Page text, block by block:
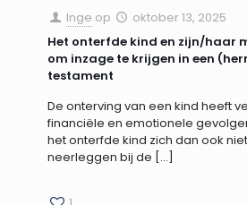
Inge op
oktober 13, 2025
Het onterfde kind en zijn/haar
om inzage te krijgen in een
testament
De onterving van een kind heeft
financiële en emotionele
het onterfde kind zich dan ook
neerleggen bij de […]